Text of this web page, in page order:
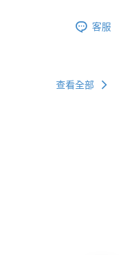
客服
查看全部